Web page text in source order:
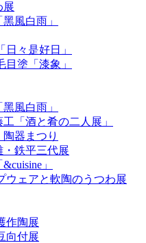
展
風白雨」
日々是好日」
目塗「漆象」
風白雨」
「酒と肴の二人展」
器まつり
鉄平三代展
」
ウェアと軟陶のうつわ展
作陶展
向付展